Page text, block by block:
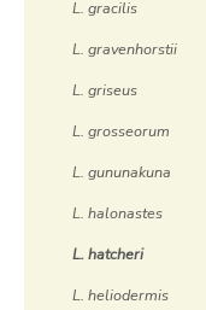
L. gracilis
L. gravenhorstii
L. griseus
L. grosseorum
L. gununakuna
L. halonastes
L. hatcheri
L. heliodermis